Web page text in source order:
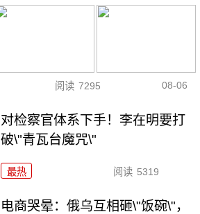
阅读 7295 08-06
对检察官体系下手！李在明要打
破\"青瓦台魔咒\"
最热 阅读 5319
电商哭晕：俄乌互相砸\"饭碗\"，